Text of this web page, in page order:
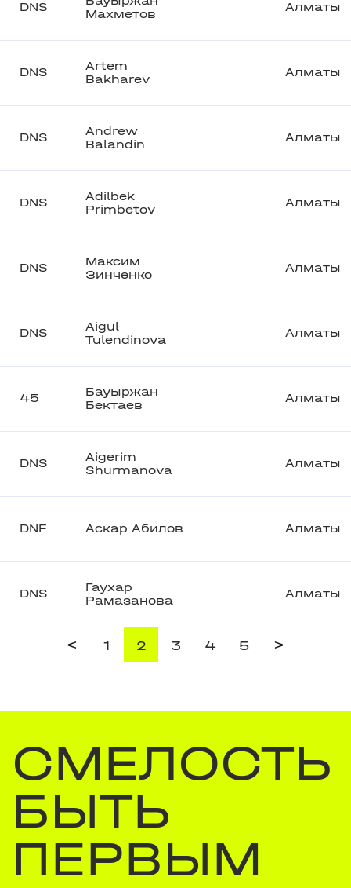
DNS
Махметов
Алматы
DNS
Artem
Bakharev
Алматы
DNS
Andrew
Balandin
Алматы
DNS
Adilbek
Primbetov
Алматы
DNS
Максим
Зинченко
Алматы
DNS
Aigul
Tulendinova
Алматы
45
Бауыржан
Бектаев
Алматы
DNS
Aigerim
Shurmanova
Алматы
DNF Аскар Абилов Алматы
DNS
Гаухар
Рамазанова
Алматы
< 1 2 3 4 5 >
СМЕЛОСТЬ
БЫТЬ
ПЕРВЫМ